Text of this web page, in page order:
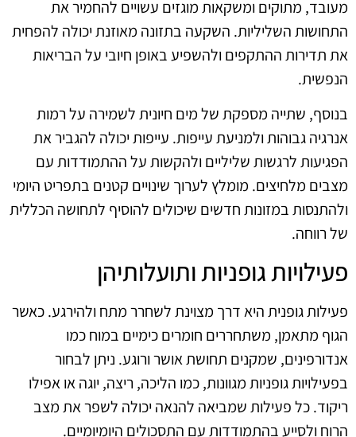
מעובד, מתוקים ומשקאות מוגזים עשויים להחמיר את
התחושות השליליות. השקעה בתזונה מאוזנת יכולה להפחית
את תדירות ההתקפים ולהשפיע באופן חיובי על הבריאות
הנפשית.
בנוסף, שתייה מספקת של מים חיונית לשמירה על רמות
אנרגיה גבוהות ולמניעת עייפות. עייפות יכולה להגביר את
הפגיעות לרגשות שליליים ולהקשות על ההתמודדות עם
מצבים מלחיצים. מומלץ לערוך שינויים קטנים בתפריט היומי
ולהתנסות במזונות חדשים שיכולים להוסיף לתחושה הכללית
של רווחה.
פעילויות גופניות ותועלותיהן
פעילות גופנית היא דרך מצוינת לשחרר מתח ולהירגע. כאשר
הגוף מתאמן, משתחררים חומרים כימיים במוח כמו
אנדורפינים, שמקנים תחושת אושר ורוגע. ניתן לבחור
בפעילויות גופניות מגוונות, כמו הליכה, ריצה, יוגה או אפילו
ריקוד. כל פעילות שמביאה להנאה יכולה לשפר את מצב
הרוח ולסייע בהתמודדות עם התסכולים היומיומיים.